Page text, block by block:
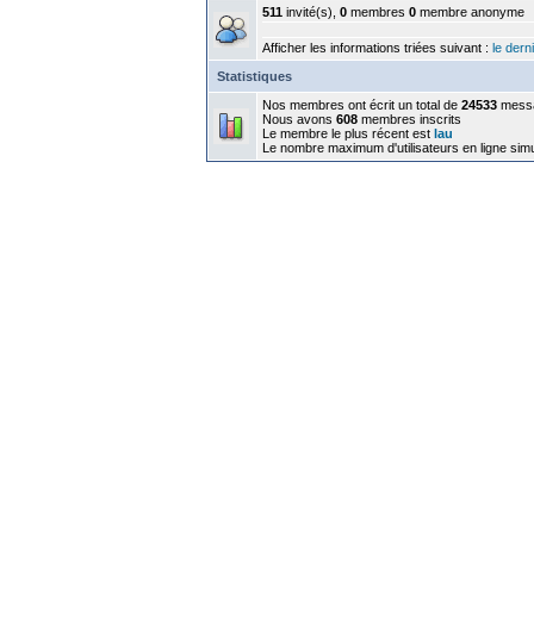
511 invité(s), 0 membres 0 membre anonyme
Afficher les informations triées suivant : le
Statistiques
Nos membres ont écrit un total de 24533
Nous avons 608 membres inscrits
Le membre le plus récent est lau
Le nombre maximum d'utilisateurs en ligne